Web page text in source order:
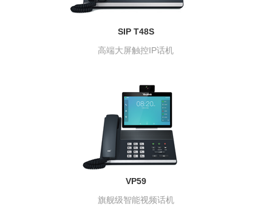
SIP T48S
高端大屏触控IP话机
VP59
旗舰级智能视频话机